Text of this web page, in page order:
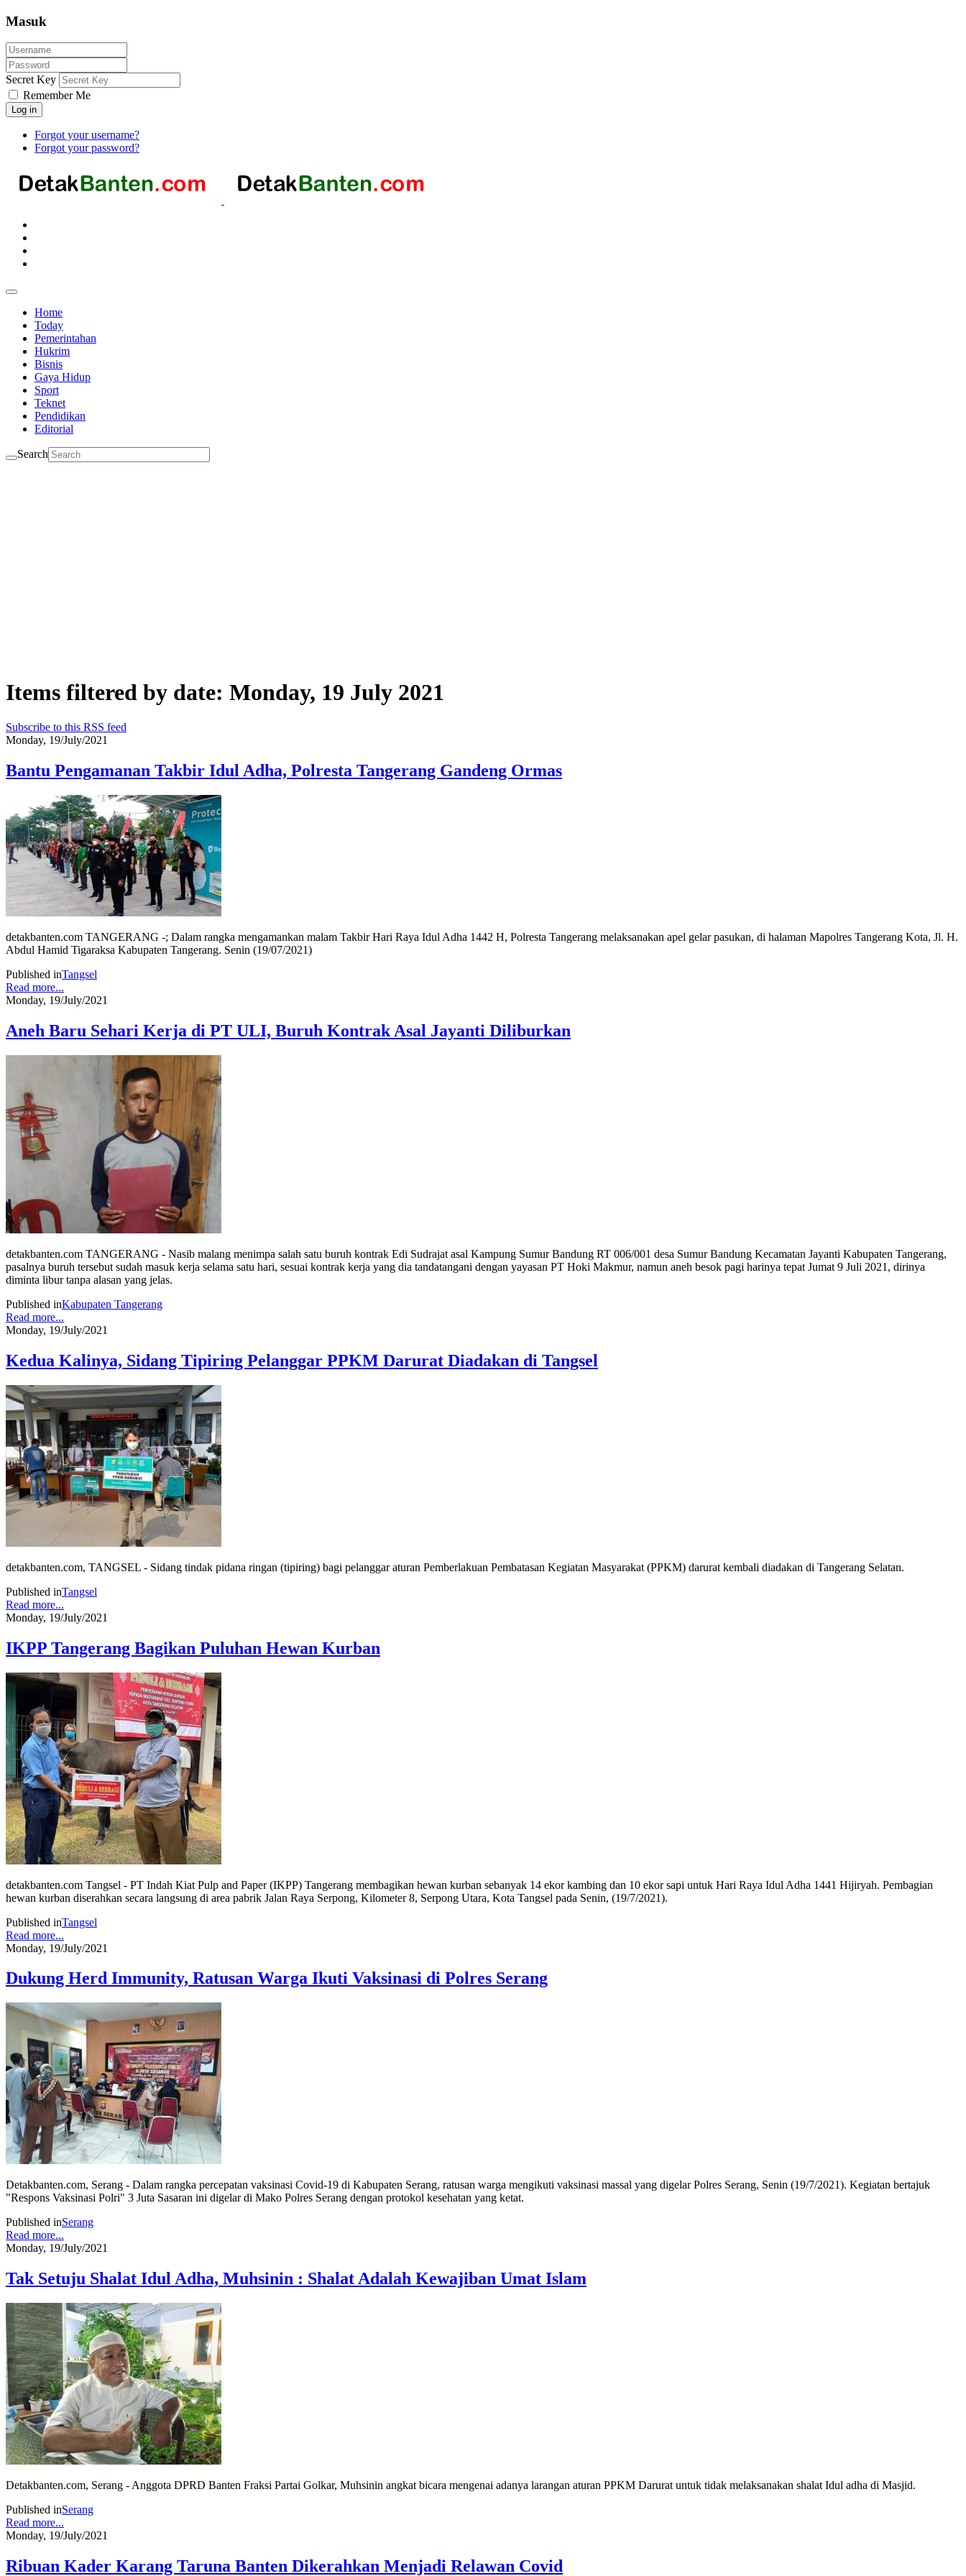
Masuk
Secret Key
Remember Me
Log in
Forgot your username?
Forgot your password?
Home
Today
Pemerintahan
Hukrim
Bisnis
Gaya Hidup
Sport
Teknet
Pendidikan
Editorial
Search
Items filtered by date: Monday, 19 July 2021
Subscribe to this RSS feed
Monday, 19/July/2021
Bantu Pengamanan Takbir Idul Adha, Polresta Tangerang Gandeng Ormas
detakbanten.com TANGERANG -; Dalam rangka mengamankan malam Takbir Hari Raya Idul Adha 1442 H, Polresta Tangerang melaksanakan apel gelar pasukan, di halaman Mapolres Tangerang Kota, Jl. H.
Abdul Hamid Tigaraksa Kabupaten Tangerang. Senin (19/07/2021)
Published inTangsel
Read more...
Monday, 19/July/2021
Aneh Baru Sehari Kerja di PT ULI, Buruh Kontrak Asal Jayanti Diliburkan
detakbanten.com TANGERANG - Nasib malang menimpa salah satu buruh kontrak Edi Sudrajat asal Kampung Sumur Bandung RT 006/001 desa Sumur Bandung Kecamatan Jayanti Kabupaten Tangerang,
pasalnya buruh tersebut sudah masuk kerja selama satu hari, sesuai kontrak kerja yang dia tandatangani dengan yayasan PT Hoki Makmur, namun aneh besok pagi harinya tepat Jumat 9 Juli 2021, dirinya
diminta libur tanpa alasan yang jelas.
Published inKabupaten Tangerang
Read more...
Monday, 19/July/2021
Kedua Kalinya, Sidang Tipiring Pelanggar PPKM Darurat Diadakan di Tangsel
detakbanten.com, TANGSEL - Sidang tindak pidana ringan (tipiring) bagi pelanggar aturan Pemberlakuan Pembatasan Kegiatan Masyarakat (PPKM) darurat kembali diadakan di Tangerang Selatan.
Published inTangsel
Read more...
Monday, 19/July/2021
IKPP Tangerang Bagikan Puluhan Hewan Kurban
detakbanten.com Tangsel - PT Indah Kiat Pulp and Paper (IKPP) Tangerang membagikan hewan kurban sebanyak 14 ekor kambing dan 10 ekor sapi untuk Hari Raya Idul Adha 1441 Hijiryah. Pembagian
hewan kurban diserahkan secara langsung di area pabrik Jalan Raya Serpong, Kilometer 8, Serpong Utara, Kota Tangsel pada Senin, (19/7/2021).
Published inTangsel
Read more...
Monday, 19/July/2021
Dukung Herd Immunity, Ratusan Warga Ikuti Vaksinasi di Polres Serang
Detakbanten.com, Serang - Dalam rangka percepatan vaksinasi Covid-19 di Kabupaten Serang, ratusan warga mengikuti vaksinasi massal yang digelar Polres Serang, Senin (19/7/2021). Kegiatan bertajuk
"Respons Vaksinasi Polri" 3 Juta Sasaran ini digelar di Mako Polres Serang dengan protokol kesehatan yang ketat.
Published inSerang
Read more...
Monday, 19/July/2021
Tak Setuju Shalat Idul Adha, Muhsinin : Shalat Adalah Kewajiban Umat Islam
Detakbanten.com, Serang - Anggota DPRD Banten Fraksi Partai Golkar, Muhsinin angkat bicara mengenai adanya larangan aturan PPKM Darurat untuk tidak melaksanakan shalat Idul adha di Masjid.
Published inSerang
Read more...
Monday, 19/July/2021
Ribuan Kader Karang Taruna Banten Dikerahkan Menjadi Relawan Covid